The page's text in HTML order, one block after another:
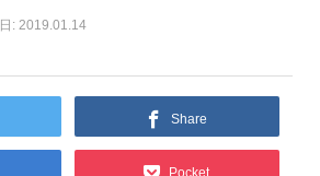
: 2019.01.14
Share
Pocket